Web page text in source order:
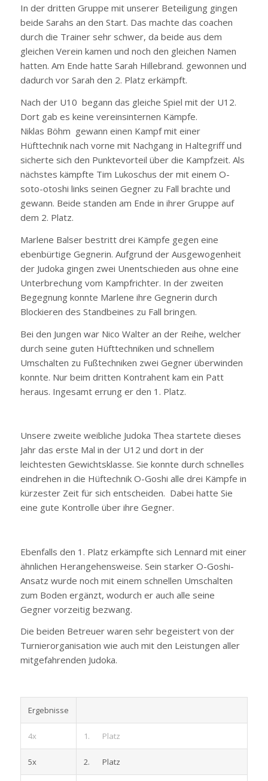
In der dritten Gruppe mit unserer Beteiligung gingen
beide Sarahs an den Start. Das machte das coachen
durch die Trainer sehr schwer, da beide aus dem
gleichen Verein kamen und noch den gleichen Namen
hatten. Am Ende hatte Sarah Hillebrand. gewonnen und
dadurch vor Sarah den 2. Platz erkämpft.
Nach der U10 begann das gleiche Spiel mit der U12.
Dort gab es keine vereinsinternen Kämpfe.
Niklas Böhm gewann einen Kampf mit einer
Hüfttechnik nach vorne mit Nachgang in Haltegriff und
sicherte sich den Punktevorteil über die Kampfzeit. Als
nächstes kämpfte Tim Lukoschus der mit einem O-
soto-otoshi links seinen Gegner zu Fall brachte und
gewann. Beide standen am Ende in ihrer Gruppe auf
dem 2. Platz.
Marlene Balser bestritt drei Kämpfe gegen eine
ebenbürtige Gegnerin. Aufgrund der Ausgewogenheit
der Judoka gingen zwei Unentschieden aus ohne eine
Unterbrechung vom Kampfrichter. In der zweiten
Begegnung konnte Marlene ihre Gegnerin durch
Blockieren des Standbeines zu Fall bringen.
Bei den Jungen war Nico Walter an der Reihe, welcher
durch seine guten Hüfttechniken und schnellem
Umschalten zu Fußtechniken zwei Gegner überwinden
konnte. Nur beim dritten Kontrahent kam ein Patt
heraus. Ingesamt errung er den 1. Platz.
Unsere zweite weibliche Judoka Thea startete dieses
Jahr das erste Mal in der U12 und dort in der
leichtesten Gewichtsklasse. Sie konnte durch schnelles
eindrehen in die Hüftechnik O-Goshi alle drei Kämpfe in
kürzester Zeit für sich entscheiden. Dabei hatte Sie
eine gute Kontrolle über ihre Gegner.
Ebenfalls den 1. Platz erkämpfte sich Lennard mit einer
ähnlichen Herangehensweise. Sein starker O-Goshi-
Ansatz wurde noch mit einem schnellen Umschalten
zum Boden ergänzt, wodurch er auch alle seine
Gegner vorzeitig bezwang.
Die beiden Betreuer waren sehr begeistert von der
Turnierorganisation wie auch mit den Leistungen aller
mitgefahrenden Judoka.
Ergebnisse
4x 1. Platz
5x 2. Platz